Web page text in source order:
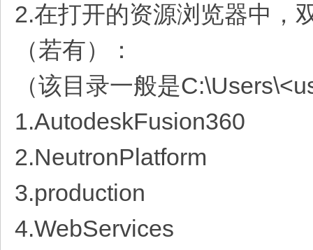
2.在打开的资源浏览器中，
（若有）：
（该目录一般是
1.AutodeskFusion360
2.NeutronPlatform
3.production
4.WebServices